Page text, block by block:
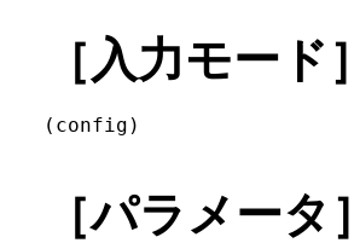
［入力モード］
(config)
［パラメータ］